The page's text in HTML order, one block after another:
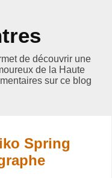
de découvrir une
de la Haute
sur ce blog
Spring